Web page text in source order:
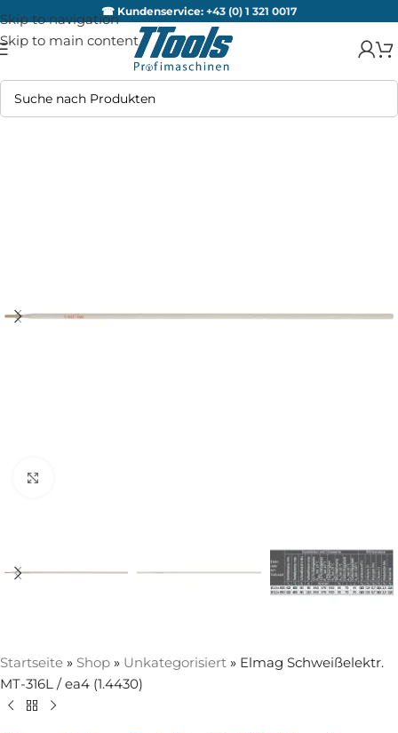
Skip to navigation
Skip to main content
☎ Kundenservice: +43 (0) 1 321 0017
Startseite » Shop » Unkategorisiert » Elmag Schweißelektr.
MT-316L / ea4 (1.4430)